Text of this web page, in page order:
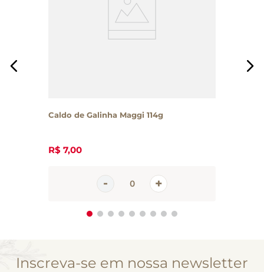
Caldo de Galinha Maggi 114g
R$ 7,00
Inscreva-se em nossa newsletter